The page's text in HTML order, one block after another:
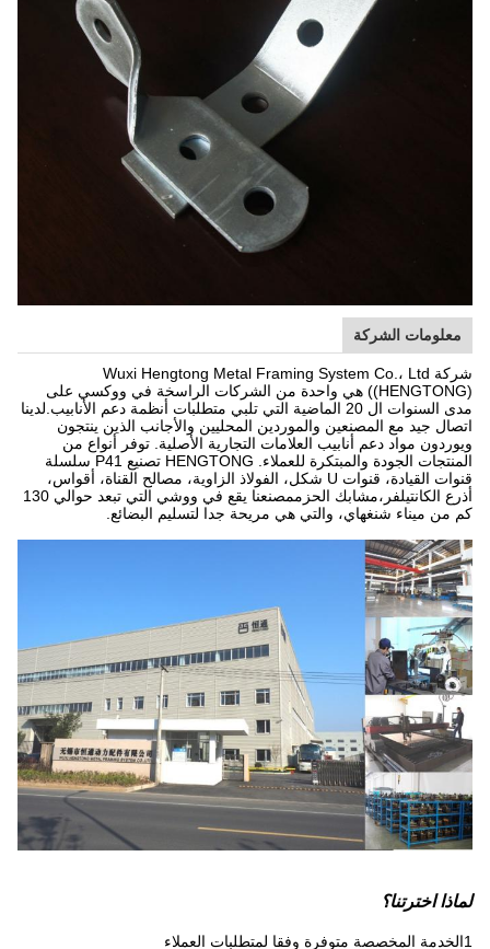
معلومات الشركة
شركة Wuxi Hengtong Metal Framing System Co.، Ltd
((HENGTONG) هي واحدة من الشركات الراسخة في ووكسي على
مدى السنوات ال 20 الماضية التي تلبي متطلبات أنظمة دعم الأنابيب.لدينا
اتصال جيد مع المصنعين والموردين المحليين والأجانب الذين ينتجون
ويوردون مواد دعم أنابيب العلامات التجارية الأصلية. توفر أنواع من
المنتجات الجودة والمبتكرة للعملاء. HENGTONG تصنيع P41 سلسلة
قنوات القيادة، قنوات U شكل، الفولاذ الزاوية، مصالح القناة، أقواس،
أذرع الكانتيلفر،مشابك الحزممصنعنا يقع في ووشي التي تبعد حوالي 130
كم من ميناء شنغهاي، والتي هي مريحة جدا لتسليم البضائع.
لماذا اخترتنا؟